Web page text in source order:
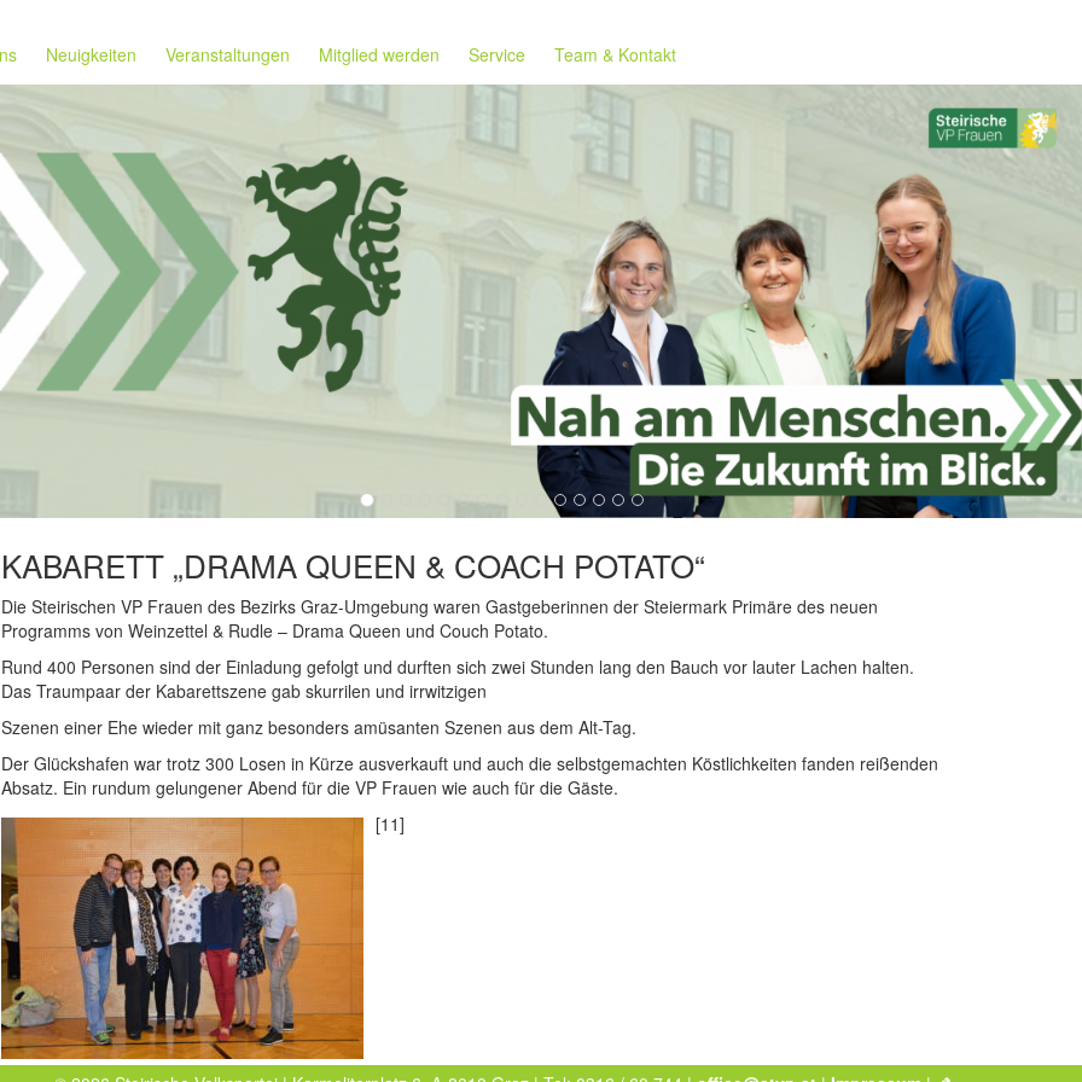
Neuigkeiten Veranstaltungen Mitglied werden Service Team & Kontakt
KABARETT „DRAMA QUEEN & COACH POTATO“
Die Steirischen VP Frauen des Bezirks Graz-Umgebung waren Gastgeberinnen der Steiermark Primäre des neuen
Programms von Weinzettel & Rudle – Drama Queen und Couch Potato.
Rund 400 Personen sind der Einladung gefolgt und durften sich zwei Stunden lang den Bauch vor lauter Lachen halten.
Das Traumpaar der Kabarettszene gab skurrilen und irrwitzigen
Szenen einer Ehe wieder mit ganz besonders amüsanten Szenen aus dem Alt-Tag.
Der Glückshafen war trotz 300 Losen in Kürze ausverkauft und auch die selbstgemachten Köstlichkeiten fanden reißenden
Absatz. Ein rundum gelungener Abend für die VP Frauen wie auch für die Gäste.
[11]